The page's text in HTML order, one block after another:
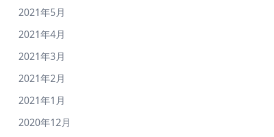
2021年5月
2021年4月
2021年3月
2021年2月
2021年1月
2020年12月